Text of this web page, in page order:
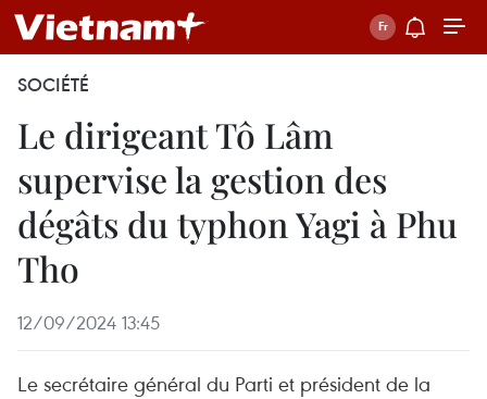
SOCIÉTÉ
Le dirigeant Tô Lâm
supervise la gestion des
dégâts du typhon Yagi à Phu
Tho
12/09/2024 13:45
Le secrétaire général du Parti et président de la